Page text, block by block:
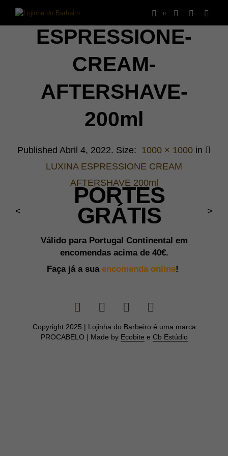
0
ESPRESSIONE-
CREAM-
AFTERSHAVE-
200ml
Published Abril 4, 2022. Size: 1000 × 1000 in
LUXINA ESPRESSIONE CREAM
AFTERSHAVE 200ml
< >
Copyright 2025 | Lojinha do Barbeiro é uma marca
PROCABELO | Made by Ecobite e Cb Estúdio
PORTES
GRÁTIS
Válido para Portugal Continental em
encomendas acima de 40€.
Faça já a sua encomenda online!